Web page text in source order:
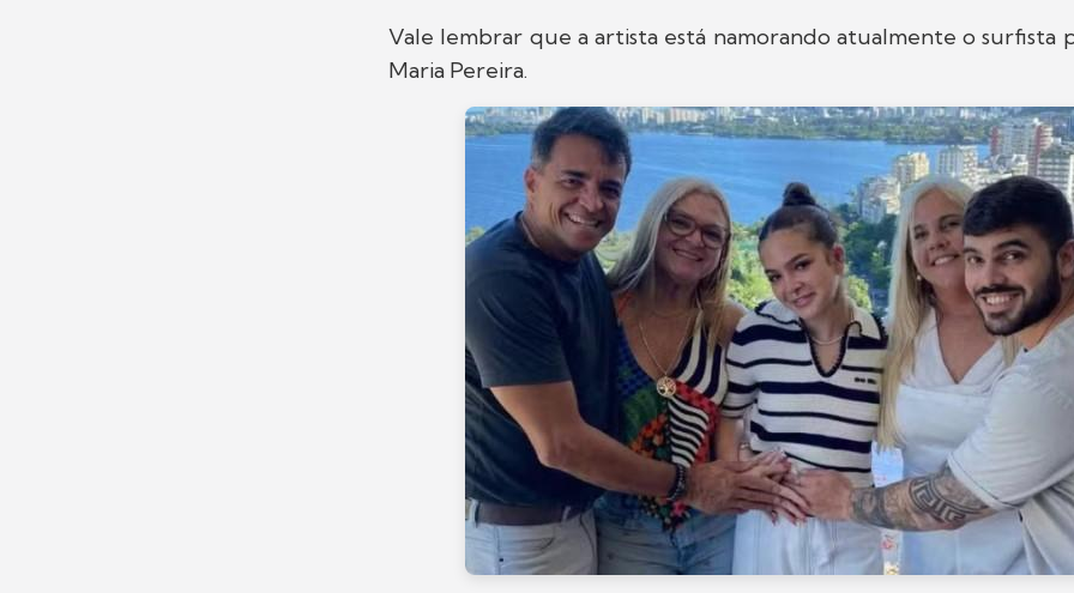
Vale lembrar que a artista está namorando atualmente o surfista
Maria Pereira.